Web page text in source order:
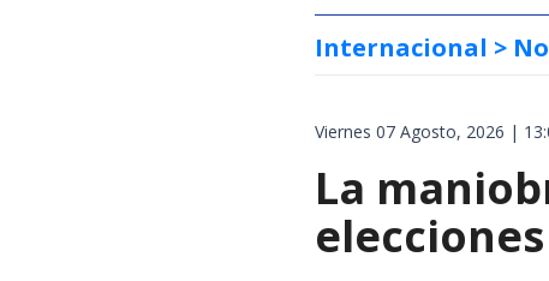
Internacional >
Viernes 07 Agosto, 2026 |
La